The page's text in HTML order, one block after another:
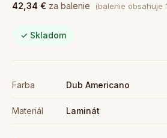
42,34 € za balenie (balenie obsahuje
✓ Skladom
Farba Dub Americano
Materiál Laminát